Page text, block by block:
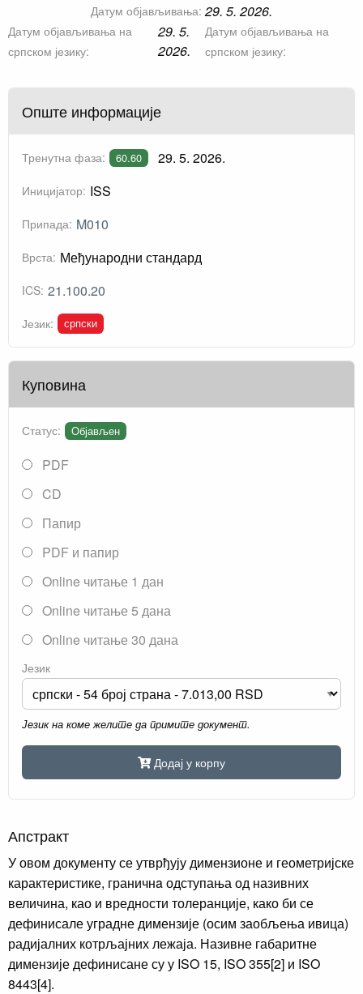
Датум објављивања: 29. 5. 2026.
Датум објављивања на
српском језику:
29. 5.
2026.
Датум објављивања на
српском језику:
Опште информације
Тренутна фаза: 60.60 29. 5. 2026.
Иницијатор: ISS
Припада: M010
Врста: Међународни стандард
ICS: 21.100.20
Језик: српски
Куповина
Статус: Објављен
PDF
CD
Папир
PDF и папир
Online читање 1 дан
Online читање 5 дана
Online читање 30 дана
Језик
Језик на коме желите да примите документ.
Додај у корпу
Апстракт
У овом документу се утврђују димензионе и геометријске
карактеристике, граничнa одступања од називних
величина, као и вредности толеранције, како би се
дефинисале уградне димензије (осим заобљења ивица)
радијалних котрљајних лежаја. Називне габаритне
димензије дефинисане су у ISO 15, ISO 355[2] и ISO
8443[4].